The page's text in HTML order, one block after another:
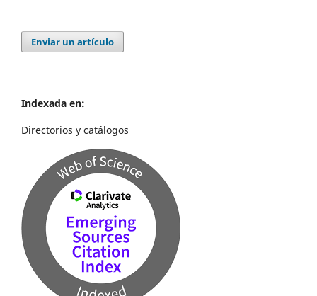
Enviar un artículo
Indexada en:
Directorios y catálogos